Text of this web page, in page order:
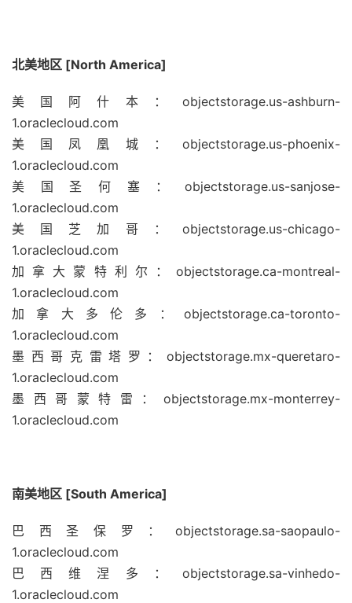
北美地区 [North America]
美国阿什本：objectstorage.us-ashburn-
1.oraclecloud.com
美国凤凰城：objectstorage.us-phoenix-
1.oraclecloud.com
美国圣何塞：objectstorage.us-sanjose-
1.oraclecloud.com
美国芝加哥：objectstorage.us-chicago-
1.oraclecloud.com
加拿大蒙特利尔：objectstorage.ca-montreal-
1.oraclecloud.com
加拿大多伦多：objectstorage.ca-toronto-
1.oraclecloud.com
墨西哥克雷塔罗：objectstorage.mx-queretaro-
1.oraclecloud.com
墨西哥蒙特雷：objectstorage.mx-monterrey-
1.oraclecloud.com
南美地区 [South America]
巴西圣保罗：objectstorage.sa-saopaulo-
1.oraclecloud.com
巴西维涅多：objectstorage.sa-vinhedo-
1.oraclecloud.com